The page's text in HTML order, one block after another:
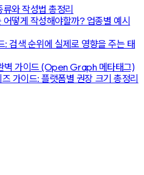
와 작성법 총정리
떻게 작성해야할까? 업종별 예시
: 검색 순위에 실제로 영향을 주는 태
벽 가이드 (Open Graph 메타태그)
가이드: 플랫폼별 권장 크기 총정리